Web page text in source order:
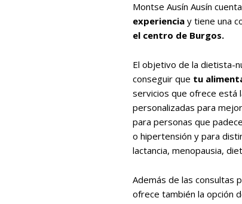
Montse Ausín Ausín
experiencia y tiene una
el centro de Burgos.
El objetivo de la dietista-
conseguir que tu
servicios que ofrece está
personalizadas para
para personas que
o hipertensión y para
lactancia, menopausia,
Además de las consultas
ofrece también la opción